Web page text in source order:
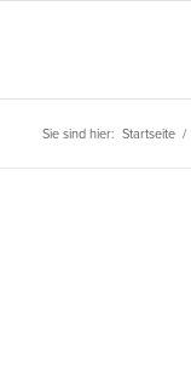
Sie sind hier: Startseite /